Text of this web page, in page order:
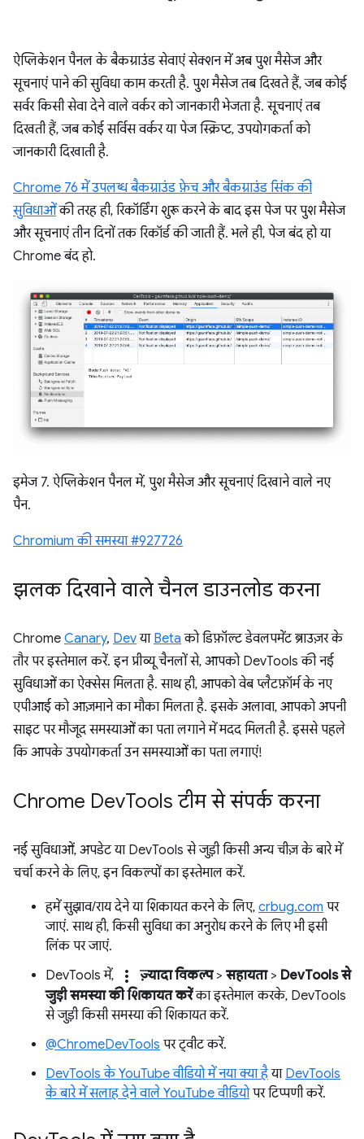
ऐप्लिकेशन पैनल के बैकग्राउंड सेवाएं सेक्शन में अब पुश मैसेज और
सूचनाएं पाने की सुविधा काम करती है. पुश मैसेज तब दिखते हैं, जब कोई
सर्वर किसी सेवा देने वाले वर्कर को जानकारी भेजता है. सूचनाएं तब
दिखती हैं, जब कोई सर्विस वर्कर या पेज स्क्रिप्ट, उपयोगकर्ता को
जानकारी दिखाती है.
Chrome 76 में उपलब्ध बैकग्राउंड फ़ेच और बैकग्राउंड सिंक की
सुविधाओंकी तरह ही, रिकॉर्डिंग शुरू करने के बाद इस पेज पर पुश मैसेज
और सूचनाएं तीन दिनों तक रिकॉर्ड की जाती हैं. भले ही, पेज बंद हो या
Chrome बंद हो.
इमेज 7. ऐप्लिकेशन पैनल में, पुश मैसेज और सूचनाएं दिखाने वाले नए
पैन.
Chromium की समस्या #927726
झलक दिखाने वाले चैनल डाउनलोड करना
Chrome Canary, Devया Beta को डिफ़ॉल्ट डेवलपमेंट ब्राउज़र के
तौर पर इस्तेमाल करें. इन प्रीव्यू चैनलों से, आपको DevTools की नई
सुविधाओं का ऐक्सेस मिलता है. साथ ही, आपको वेब प्लैटफ़ॉर्म के नए
एपीआई को आज़माने का मौका मिलता है. इसके अलावा, आपको अपनी
साइट पर मौजूद समस्याओं का पता लगाने में मदद मिलती है. इससे पहले
कि आपके उपयोगकर्ता उन समस्याओं का पता लगाएं!
Chrome DevTools टीम से संपर्क करना
नई सुविधाओं, अपडेट या DevTools से जुड़ी किसी अन्य चीज़ के बारे में
चर्चा करने के लिए, इन विकल्पों का इस्तेमाल करें.
हमें सुझाव/राय देने या शिकायत करने के लिए, crbug.com पर
जाएं. साथ ही, किसी सुविधा का अनुरोध करने के लिए भी इसी
लिंक पर जाएं.
DevTools में,
more_vert ज़्यादा विकल्प> सहायता> DevTools से
जुड़ी समस्या की शिकायत करेंका इस्तेमाल करके, DevTools
से जुड़ी किसी समस्या की शिकायत करें.
@ChromeDevTools पर ट्वीट करें.
DevTools के YouTube वीडियो में नया क्या हैया DevTools
के बारे में सलाह देने वाले YouTube वीडियोपर टिप्पणी करें.